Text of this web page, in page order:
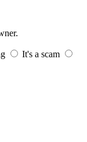
It's a scam